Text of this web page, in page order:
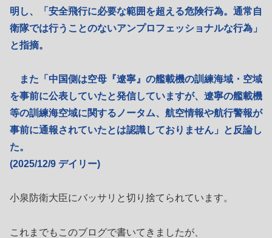
明し、「安全飛行に必要な範囲を超える危険行為。通常自
衛隊では行うことのないアンプロフェッショナルな行為」
と指摘。
また「中国側は空母『遼寧』の艦載機の訓練海域・空域
を事前に公表していたと発信していますが、遼寧の艦載機
等の訓練海空域に関するノータム、航空情報や航行警報が
事前に通報されていたとは認識しておりません」と反論し
た。
(2025/12/9 デイリー)
小泉防衛大臣にバッサリと切り捨てられています。
これまでもこのブログで書いてきましたが、